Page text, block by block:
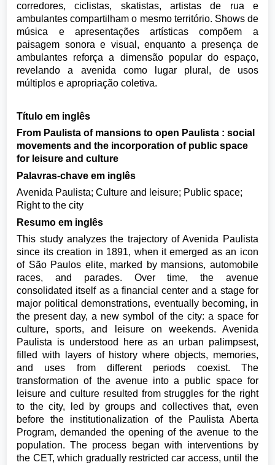
corredores, ciclistas, skatistas, artistas de rua e
ambulantes compartilham o mesmo território. Shows de
música e apresentações artísticas compõem a
paisagem sonora e visual, enquanto a presença de
ambulantes reforça a dimensão popular do espaço,
revelando a avenida como lugar plural, de usos
múltiplos e apropriação coletiva.
Título em inglês
From Paulista of mansions to open Paulista : social
movements and the incorporation of public space
for leisure and culture
Palavras-chave em inglês
Avenida Paulista; Culture and leisure; Public space;
Right to the city
Resumo em inglês
This study analyzes the trajectory of Avenida Paulista
since its creation in 1891, when it emerged as an icon
of São Paulos elite, marked by mansions, automobile
races, and parades. Over time, the avenue
consolidated itself as a financial center and a stage for
major political demonstrations, eventually becoming, in
the present day, a new symbol of the city: a space for
culture, sports, and leisure on weekends. Avenida
Paulista is understood here as an urban palimpsest,
filled with layers of history where objects, memories,
and uses from different periods coexist. The
transformation of the avenue into a public space for
leisure and culture resulted from struggles for the right
to the city, led by groups and collectives that, even
before the institutionalization of the Paulista Aberta
Program, demanded the opening of the avenue to the
population. The process began with interventions by
the CET, which gradually restricted car access, until the